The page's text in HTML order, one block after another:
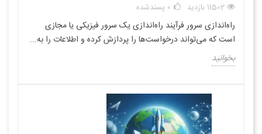
11502 بازدید 0 پسندشده
راه‌اندازی سرور فرآیند راه‌اندازی یک سرور فیزیکی یا مجازی
است که می‌تواند درخواست‌ها را پردازش کرده و اطلاعات را به...
بخوانید